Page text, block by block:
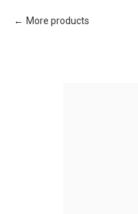
More products